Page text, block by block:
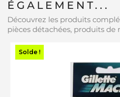
ÉGALEMENT...
Découvrez les produits
pièces détachées, produits de
Solde !